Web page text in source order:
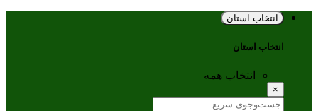
انتخاب استان
انتخاب استان
انتخاب همه
×